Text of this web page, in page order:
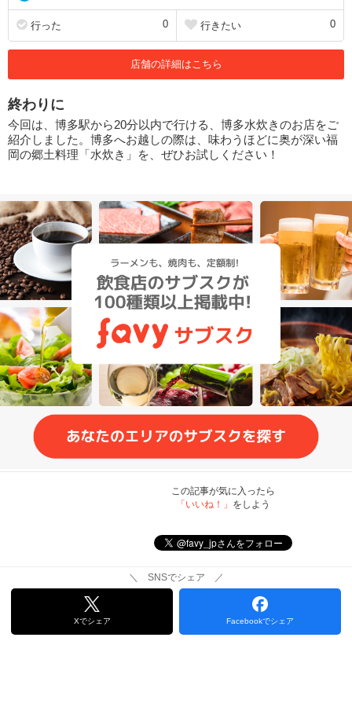
行った 0 行きたい 0
店舗の詳細はこちら
終わりに
今回は、博多駅から20分以内で行ける、博多水炊きのお店をご
紹介しました。博多へお越しの際は、味わうほどに奥が深い福
岡の郷土料理「水炊き」を、ぜひお試しください！
この記事が気に入ったら
「いいね！」 をしよう
＼ SNSでシェア ／
Xでシェア Facebookでシェア